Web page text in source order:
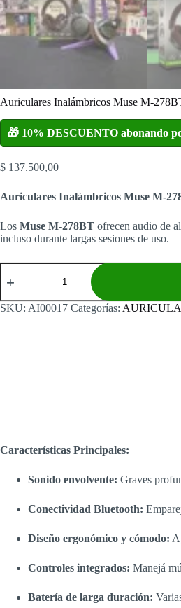
Auriculares Inalámbricos Muse M-
🎁 10% DESCUENTO abonando
$ 137.500,00
Auriculares Inalámbricos Muse M-
Los Muse M-278BT ofrecen audio de
incluso durante largas sesiones de uso.
Auriculares
Inalámbricos
M-
278BT
SKU: AI00017 Categorías:
Características Principales:
Sonido envolvente: Graves
Conectividad Bluetooth:
Diseño ergonómico y cómodo:
Controles integrados: Manejá
Batería de larga duración: